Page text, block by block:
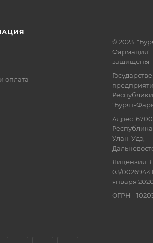
оплата
© 2023.
Фармация"
защищены
"Бурят-
Адрес:
Республика
Улан-Удэ,
Лицензия:
03/
января
ОГРН -